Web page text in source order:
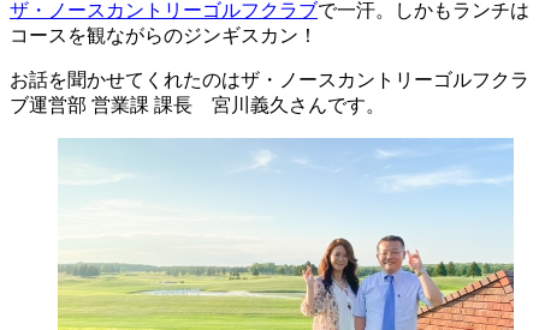
ザ・ノースカントリーゴルフクラブで一汗。しかもランチは
コースを観ながらのジンギスカン！
お話を聞かせてくれたのはザ・ノースカントリーゴルフクラ
ブ運営部 営業課 課長 宮川義久さんです。